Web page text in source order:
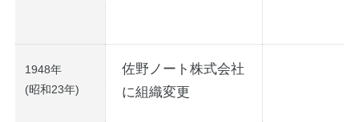
1948年
(昭和23年)
佐野ノート株式会社
に組織変更